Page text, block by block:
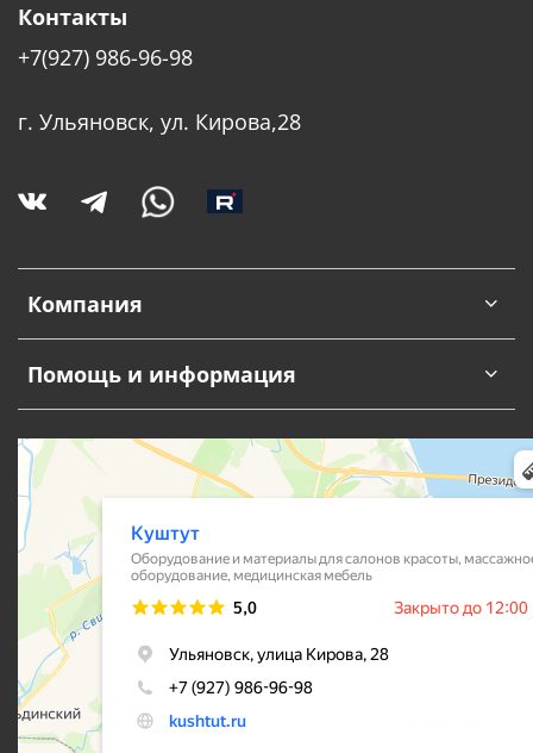
Компания
Помощь и информация
Контакты
+7(927) 986-96-98
г. Ульяновск, ул. Кирова,28